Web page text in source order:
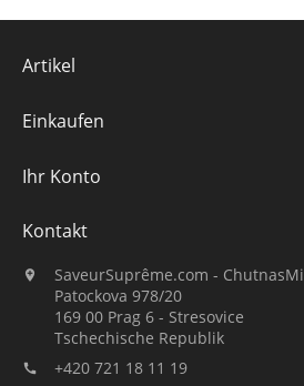
Artikel
Einkaufen
Ihr Konto
Kontakt

SaveurSuprême.com - ChutnasMi
Patockova 978/20
169 00 Prag 6 - Stresovice
Tschechische Republik
 +420 721 18 11 19